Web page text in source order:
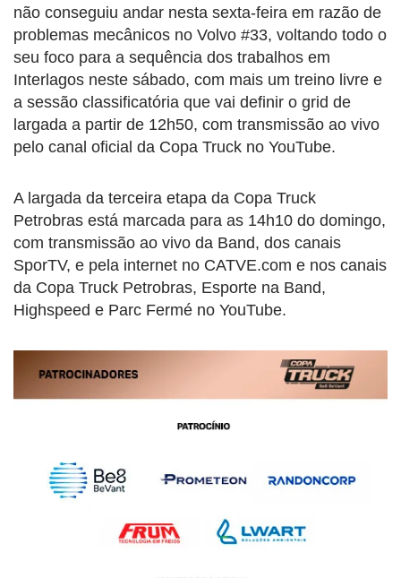
não conseguiu andar nesta sexta-feira em razão de
problemas mecânicos no Volvo #33, voltando todo o
seu foco para a sequência dos trabalhos em
Interlagos neste sábado, com mais um treino livre e
a sessão classificatória que vai definir o grid de
largada a partir de 12h50, com transmissão ao vivo
pelo canal oficial da Copa Truck no YouTube.
A largada da terceira etapa da Copa Truck
Petrobras está marcada para as 14h10 do domingo,
com transmissão ao vivo da Band, dos canais
SporTV, e pela internet no CATVE.com e nos canais
da Copa Truck Petrobras, Esporte na Band,
Highspeed e Parc Fermé no YouTube.